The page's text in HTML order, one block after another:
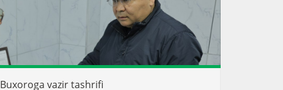
Buxoroga vazir tashrifi